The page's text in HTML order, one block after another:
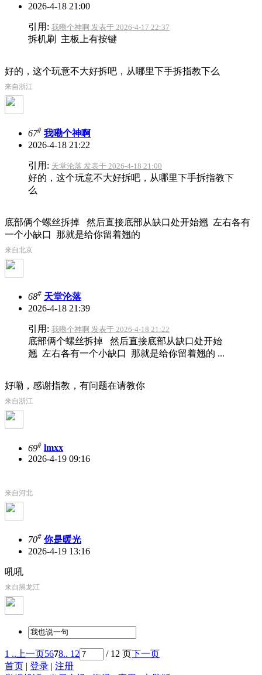
2026-4-18 21:00
引用: 我嘞个神啊 发表于 2026-4-17 22:37
拆机刷 主板上有按键
好的，这个玩意不大好拆吧，从哪里下手拆指教下么
来自浙江
67# 我嘞个神啊
2026-4-18 21:22
引用: 天堂沦落 发表于 2026-4-18 21:00
好的，这个玩意不大好拆吧，从哪里下手拆指教下
么
底部俩个螺丝拆掉 然后直接底部从缺口处开始翘 左右各有
一个小缺口 那就是给你留着翘的
来自北京
68# 天堂沦落
2026-4-18 21:39
引用: 我嘞个神啊 发表于 2026-4-18 21:22
底部俩个螺丝拆掉 然后直接底部从缺口处开始
翘 左右各有一个小缺口 那就是给你留着翘的 ...
好嘞，感谢指教，有问题在请教你
来自浙江
69# lmxx
2026-4-19 09:16
来自河北
70# 你是暖光
2026-4-19 13:16
吼吼
来自黑龙江
1 .. 上一页5678.. 12 / 12 页下一页
首页 | 登录 | 注册